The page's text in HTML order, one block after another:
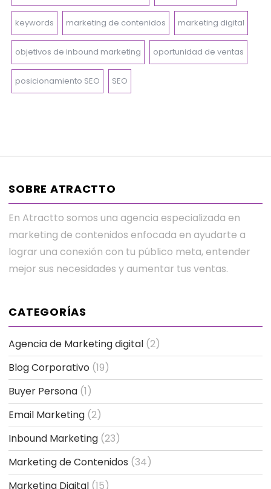
keywords marketing de contenidos marketing digital
objetivos de inbound marketing oportunidad de ventas
posicionamiento SEO SEO
SOBRE ATRACTTO
En Atractto somos una agencia especializada en
marketing de contenidos enfocada en ayudarte a
lograr una conexión con tu público meta, entender
mejor sus necesidades y aumentar tus ventas.
CATEGORÍAS
Agencia de Marketing digital (2)
Blog Corporativo (19)
Buyer Persona (1)
Email Marketing (2)
Inbound Marketing (23)
Marketing de Contenidos (34)
Marketing Digital (15)